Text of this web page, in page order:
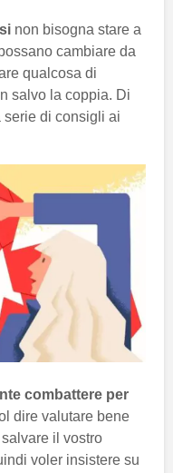
non bisogna stare a
cambiare da
qualcosa di
salvo la coppia. Di
serie di consigli ai
combattere per
dire valutare bene
il vostro
voler insistere su